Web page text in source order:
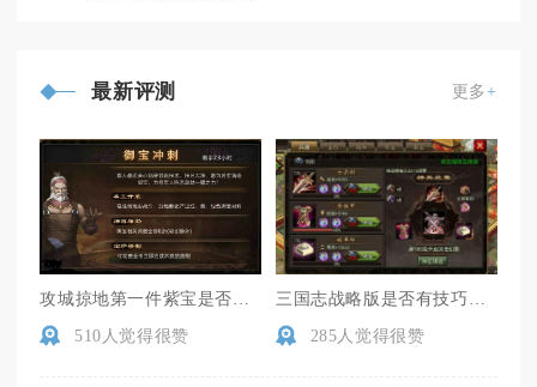
最新评测 更多+
510人觉得很赞
285人觉得很赞